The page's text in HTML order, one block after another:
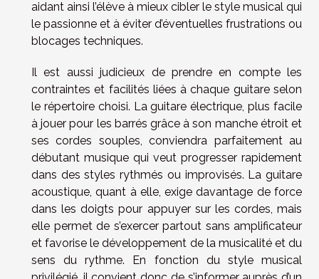
aidant ainsi l’élève à mieux cibler le style musical qui
le passionne et à éviter d’éventuelles frustrations ou
blocages techniques.
Il est aussi judicieux de prendre en compte les
contraintes et facilités liées à chaque guitare selon
le répertoire choisi. La guitare électrique, plus facile
à jouer pour les barrés grâce à son manche étroit et
ses cordes souples, conviendra parfaitement au
débutant musique qui veut progresser rapidement
dans des styles rythmés ou improvisés. La guitare
acoustique, quant à elle, exige davantage de force
dans les doigts pour appuyer sur les cordes, mais
elle permet de s’exercer partout sans amplificateur
et favorise le développement de la musicalité et du
sens du rythme. En fonction du style musical